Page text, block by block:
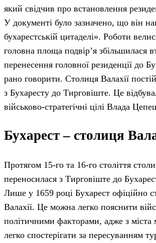
який свідчив про встановлення
У документі було зазначено, що він
бухарестській цитаделі». Роботи
головна площа подвір’я збільшилася
перенесення головної резиденції до
рано говорити. Столиця Валахії
з Бухаресту до Тирговіште. Це
військово-стратегічні цілі Влада
Бухарест – столиця
Протягом 15-го та 16-го століття
переносилася з Тирговіште до
Лише у 1659 році Бухарест офіційно
Валахії. Це можна легко пояснити
політичними факторами, адже з міста
легко спостерігати за пересуванням